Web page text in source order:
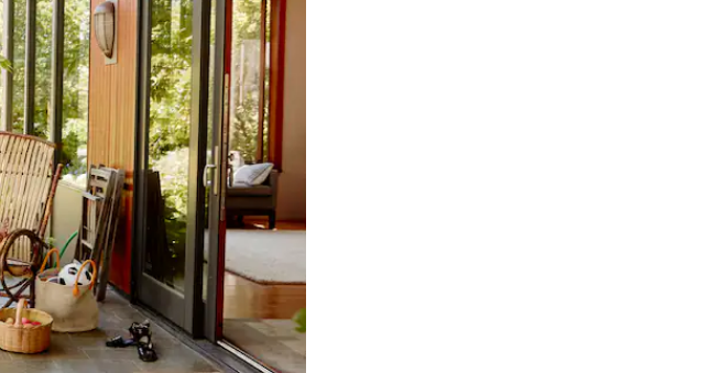
kwa kugusa au kutelezesha kidole kwenye ishara.